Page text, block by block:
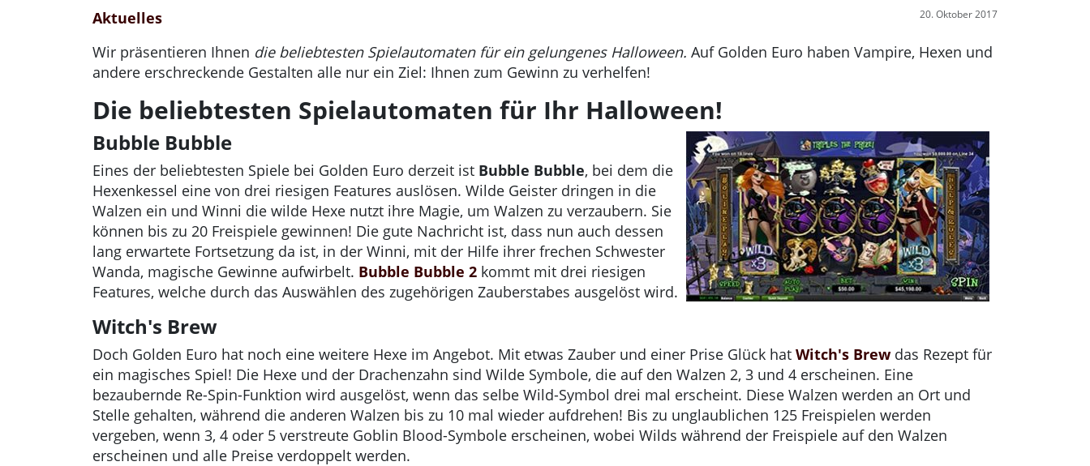
Aktuelles 20. Oktober 2017
Wir präsentieren Ihnen die beliebtesten Spielautomaten für ein gelungenes Halloween. Auf Golden Euro haben Vampire, Hexen und
andere erschreckende Gestalten alle nur ein Ziel: Ihnen zum Gewinn zu verhelfen!
Die beliebtesten Spielautomaten für Ihr Halloween!
Bubble Bubble
Eines der beliebtesten Spiele bei Golden Euro derzeit ist Bubble Bubble, bei dem die
Hexenkessel eine von drei riesigen Features auslösen. Wilde Geister dringen in die
Walzen ein und Winni die wilde Hexe nutzt ihre Magie, um Walzen zu verzaubern. Sie
können bis zu 20 Freispiele gewinnen! Die gute Nachricht ist, dass nun auch dessen
lang erwartete Fortsetzung da ist, in der Winni, mit der Hilfe ihrer frechen Schwester
Wanda, magische Gewinne aufwirbelt. Bubble Bubble 2 kommt mit drei riesigen
Features, welche durch das Auswählen des zugehörigen Zauberstabes ausgelöst wird.
Witch's Brew
Doch Golden Euro hat noch eine weitere Hexe im Angebot. Mit etwas Zauber und einer Prise Glück hat Witch's Brewdas Rezept für
ein magisches Spiel! Die Hexe und der Drachenzahn sind Wilde Symbole, die auf den Walzen 2, 3 und 4 erscheinen. Eine
bezaubernde Re-Spin-Funktion wird ausgelöst, wenn das selbe Wild-Symbol drei mal erscheint. Diese Walzen werden an Ort und
Stelle gehalten, während die anderen Walzen bis zu 10 mal wieder aufdrehen! Bis zu unglaublichen 125 Freispielen werden
vergeben, wenn 3, 4 oder 5 verstreute Goblin Blood-Symbole erscheinen, wobei Wilds während der Freispiele auf den Walzen
erscheinen und alle Preise verdoppelt werden.